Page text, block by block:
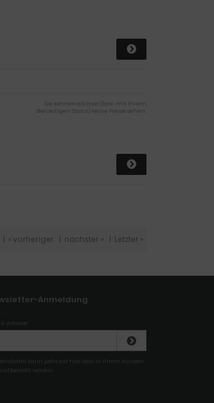
Sie können als Gast (bzw. mit Ihrem
derzeitigen Status) keine Preise sehen.
« vorheriger nächster » Letzter »
Anmeldung
Adresse:
kann jederzeit hier oder in Ihrem Kunden
abbestellt werden.